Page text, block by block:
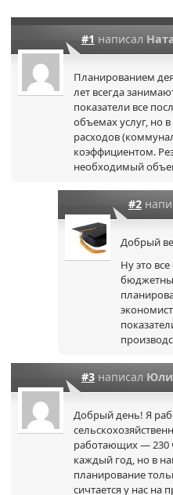
#1 написал
Планированием
лет всегда
показатели все
объемах услуг, но
расходов
коэффициентом.
необходимый
#2
Добрый
Ну это
#3написал
Добрый день! Я
работающих — 230
каждый год, но в
планирование
сичтается у нас на